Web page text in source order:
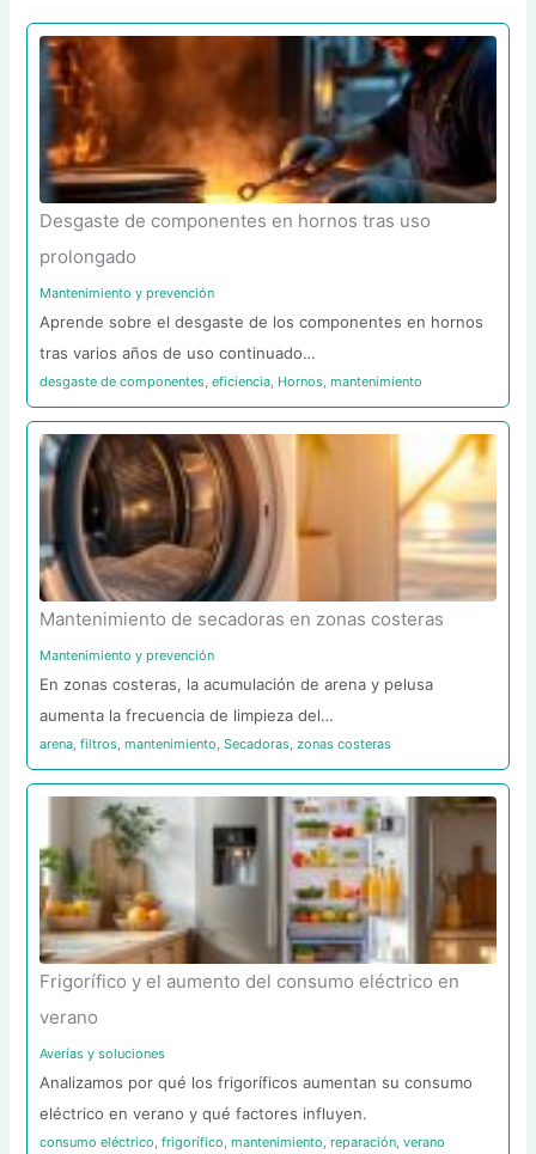
:
Desgaste de componentes en hornos tras uso
prolongado
Mantenimiento y prevención
Aprende sobre el desgaste de los componentes en hornos
tras varios años de uso continuado…
desgaste de componentes ,eficiencia Hornos ,mantenimiento
Mantenimiento de secadoras en zonas costeras
Mantenimiento y prevención
En zonas costeras, la acumulación de arena y pelusa
aumenta la frecuencia de limpieza del…
arena ,filtros ,mantenimiento ,Secadoras ,zonas costeras
Frigorífico y el aumento del consumo eléctrico en
verano
Averías y soluciones
Analizamos por qué los frigoríficos aumentan su consumo
eléctrico en verano y qué factores influyen.
consumo eléctrico ,frigorífico ,mantenimiento ,reparación ,verano